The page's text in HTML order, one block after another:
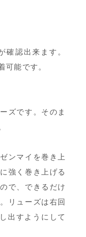
確認出来ます。
可能です。
ズです。そのま
ンマイを巻き上
強く巻き上げる
で、できるだけ
リューズは右回
出すようにして